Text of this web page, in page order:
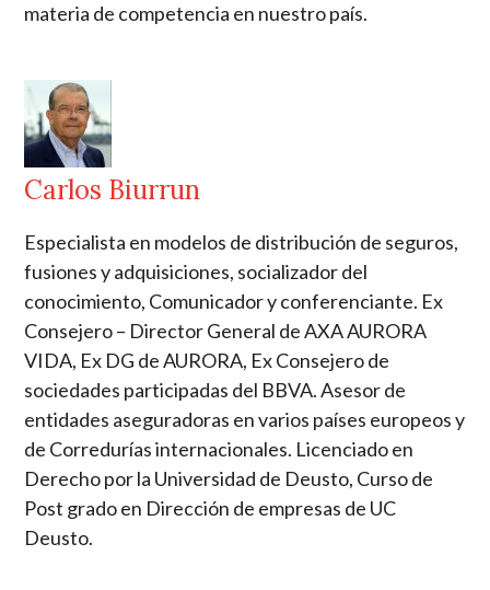
materia de competencia en nuestro país.
Carlos Biurrun
Especialista en modelos de distribución de seguros,
fusiones y adquisiciones, socializador del
conocimiento, Comunicador y conferenciante. Ex
Consejero – Director General de AXA AURORA
VIDA, Ex DG de AURORA, Ex Consejero de
sociedades participadas del BBVA. Asesor de
entidades aseguradoras en varios países europeos y
de Corredurías internacionales. Licenciado en
Derecho por la Universidad de Deusto, Curso de
Post grado en Dirección de empresas de UC
Deusto.